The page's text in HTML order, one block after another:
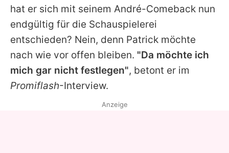
Utiq verwalten
hat er sich mit seinem André-Comeback nun
endgültig für die Schauspielerei
entschieden? Nein, denn Patrick möchte
nach wie vor offen bleiben. "Da möchte ich
mich gar nicht festlegen", betont er im
Promiflash-Interview.
Anzeige